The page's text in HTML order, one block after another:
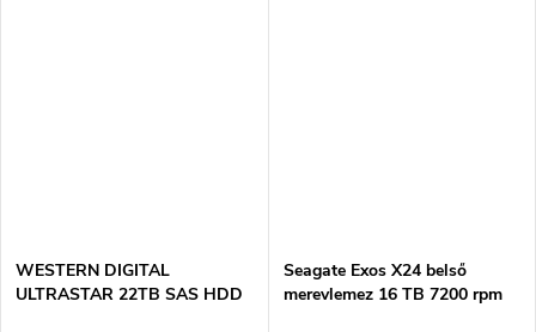
WESTERN DIGITAL
ULTRASTAR 22TB SAS HDD
Seagate Exos X24 belső
merevlemez 16 TB 7200 rpm